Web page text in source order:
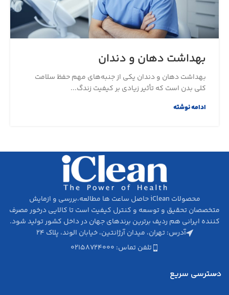
بهداشت دهان و دندان
بهداشت دهان و دندان یکی از جنبه‌های مهم حفظ سلامت
کلی بدن است که تأثیر زیادی بر کیفیت زندگ...
ادامه نوشته
محصولات iClean حاصل ساعت ها مطالعه،‌بررسی و ازمایش
متخصصان تحقیق­ و توسعه و کنترل کیفیت است تا کالایی درخور مصرف
کننده ایرانی هم ردیف برترین برندهای جهان در داخل کشور تولید شود.
آدرس: تهران، میدان آرژانتین، خیابان الوند، پلاک ۲۴
تلفن تماس: ۰۲۱۵۸۷۲۴۰۰۰
دسترسی سریع